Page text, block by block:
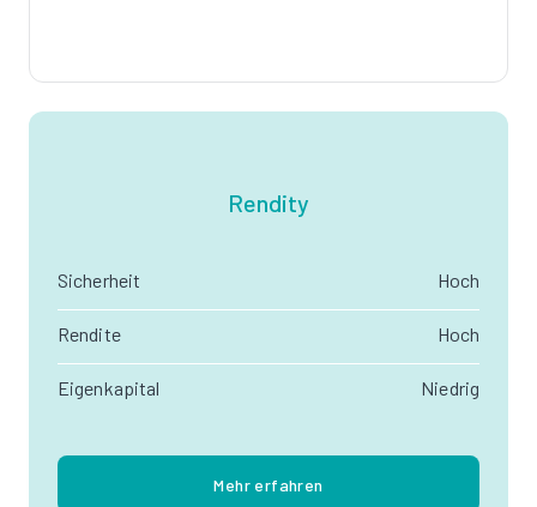
Rendity
Sicherheit Hoch
Rendite Hoch
Eigenkapital Niedrig
Mehr erfahren